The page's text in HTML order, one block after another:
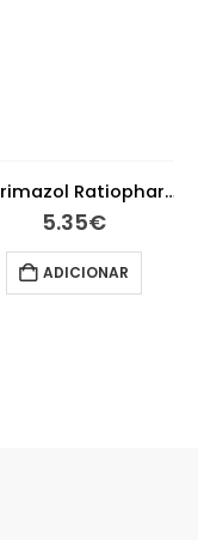
Clotrimazol Ratiopharm 1% MG, 10 mg/g-50 g x 1 creme bisnaga
5.35€
ADICIONAR